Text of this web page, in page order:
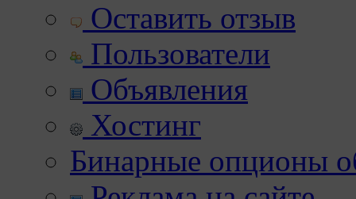
Оставить отзыв
Пользователи
Объявления
Хостинг
Бинарные опционы